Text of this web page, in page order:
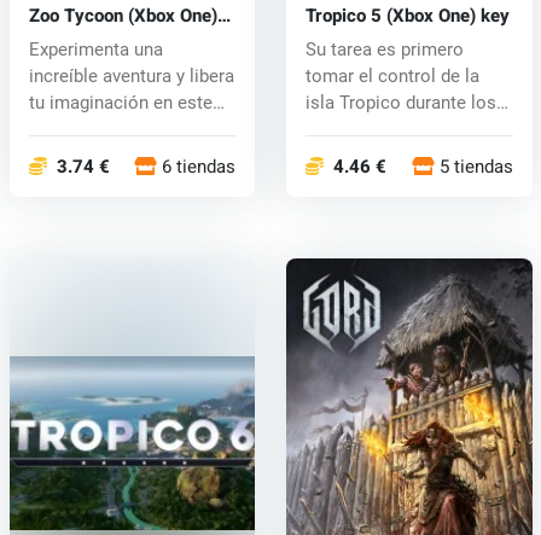
Zoo Tycoon (Xbox One)
key
Experimenta una
increíble aventura y libera
tu imaginación en este
3.74 € 6 tiendas
Tropico 5 (Xbox One) key
Su tarea es primero
tomar el control de la
isla Tropico durante los
4.46 € 5 tiendas